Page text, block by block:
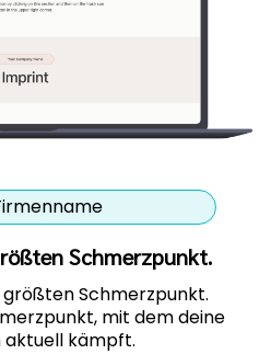
Schmerzpunkt.
Schmerzpunkt.
mit dem deine
aktuell kämpft.